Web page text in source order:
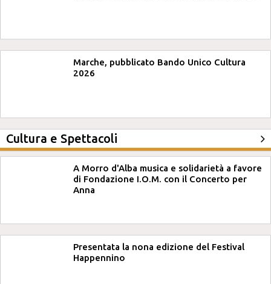
Marche, pubblicato Bando Unico Cultura
2026
Cultura e Spettacoli
A Morro d'Alba musica e solidarietà a favore
di Fondazione I.O.M. con il Concerto per
Anna
Presentata la nona edizione del Festival
Happennino